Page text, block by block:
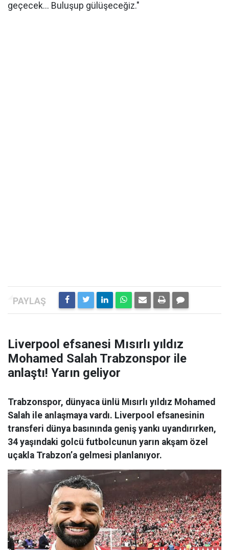
geçecek... Buluşup gülüşeceğiz."
Liverpool efsanesi Mısırlı yıldız
Mohamed Salah Trabzonspor ile
anlaştı! Yarın geliyor
Trabzonspor, dünyaca ünlü Mısırlı yıldız Mohamed
Salah ile anlaşmaya vardı. Liverpool efsanesinin
transferi dünya basınında geniş yankı uyandırırken,
34 yaşındaki golcü futbolcunun yarın akşam özel
uçakla Trabzon’a gelmesi planlanıyor.